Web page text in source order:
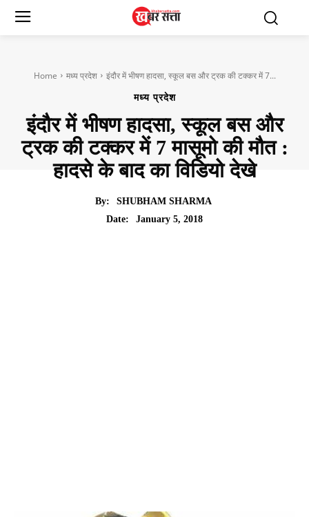
Home मध्य प्रदेश इंदौर में भीषण हादसा, स्कूल बस और ट्रक की टक्कर में 7...
मध्य प्रदेश
इंदौर में भीषण हादसा, स्कूल बस और
ट्रक की टक्कर में 7 मासूमो की मौत :
हादसे के बाद का विडियो देखे
By:
SHUBHAM SHARMA
Date:
January 5, 2018